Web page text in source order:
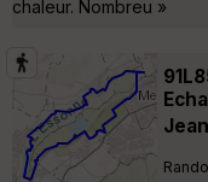
chaleur. Nombreu »